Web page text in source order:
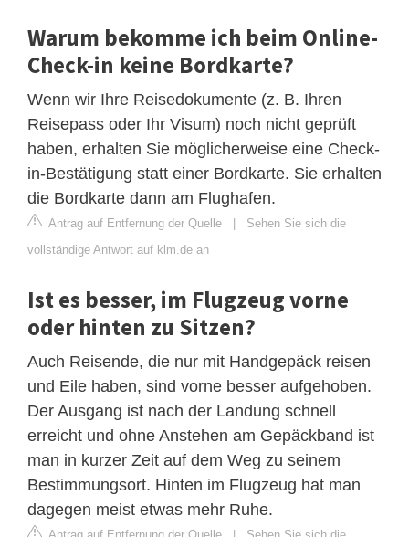
Warum bekomme ich beim Online-
Check-in keine Bordkarte?
Wenn wir Ihre Reisedokumente (z. B. Ihren
Reisepass oder Ihr Visum) noch nicht geprüft
haben, erhalten Sie möglicherweise eine Check-
in-Bestätigung statt einer Bordkarte. Sie erhalten
die Bordkarte dann am Flughafen.
Antrag auf Entfernung der Quelle | Sehen Sie sich die
vollständige Antwort auf klm.de an
Ist es besser, im Flugzeug vorne
oder hinten zu Sitzen?
Auch Reisende, die nur mit Handgepäck reisen
und Eile haben, sind vorne besser aufgehoben.
Der Ausgang ist nach der Landung schnell
erreicht und ohne Anstehen am Gepäckband ist
man in kurzer Zeit auf dem Weg zu seinem
Bestimmungsort. Hinten im Flugzeug hat man
dagegen meist etwas mehr Ruhe.